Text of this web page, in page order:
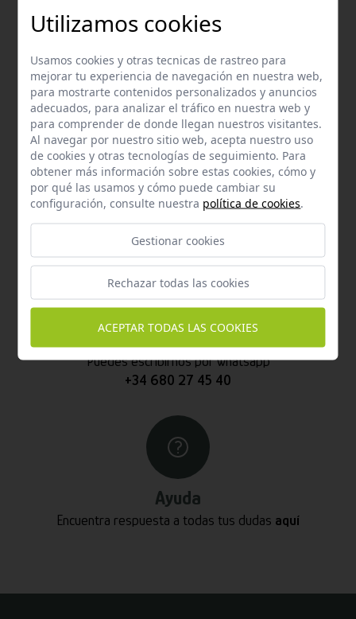
Email
hola@welovemascotas.com
Teléfono
Contacta con nosotros a través del teléfono954
Whatsapp
Puedes escribirnos por whatsapp
+34 680 27 45 40
Ayuda
Encuentra respuesta a todas tus dudas aquí
Utilizamos cookies
Usamos cookies y otras tecnicas de rastreo para
mejorar tu experiencia de navegación en nuestra web,
para mostrarte contenidos personalizados y anuncios
adecuados, para analizar el tráfico en nuestra web y
para comprender de donde llegan nuestros visitantes.
Al navegar por nuestro sitio web, acepta nuestro uso
de cookies y otras tecnologías de seguimiento. Para
obtener más información sobre estas cookies, cómo y
por qué las usamos y cómo puede cambiar su
configuración, consulte nuestra política de cookies.
Gestionar cookies
Rechazar todas las cookies
ACEPTAR TODAS LAS COOKIES